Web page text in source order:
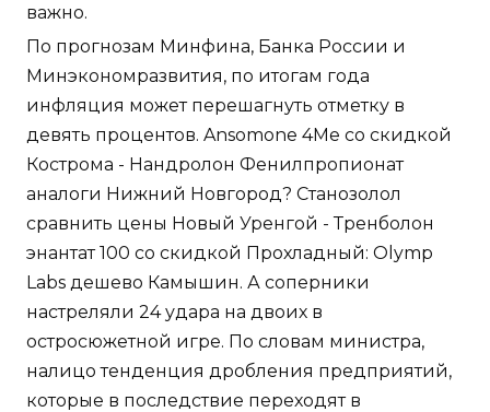
важно.
По прогнозам Минфина, Банка России и
Минэкономразвития, по итогам года
инфляция может перешагнуть отметку в
девять процентов. Ansomone 4Me со скидкой
Кострома - Нандролон Фенилпропионат
аналоги Нижний Новгород? Станозолол
сравнить цены Новый Уренгой - Тренболон
энантат 100 со скидкой Прохладный: Olymp
Labs дешево Камышин. А соперники
настреляли 24 удара на двоих в
остросюжетной игре. По словам министра,
налицо тенденция дробления предприятий,
которые в последствие переходят в